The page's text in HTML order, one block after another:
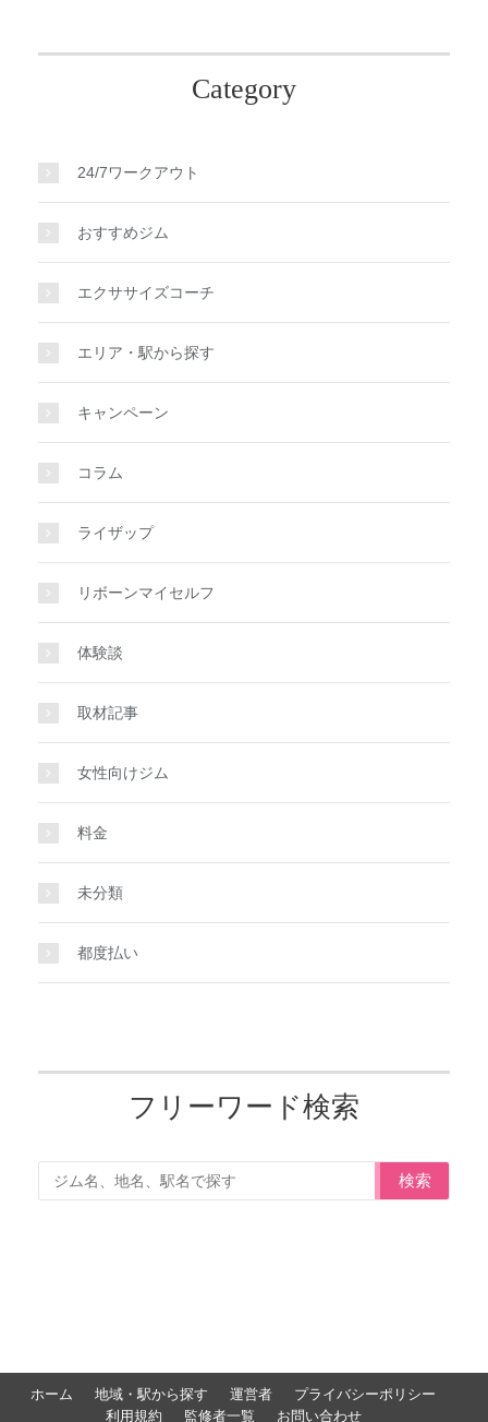
Category
24/7ワークアウト
おすすめジム
エクササイズコーチ
エリア・駅から探す
キャンペーン
コラム
ライザップ
リボーンマイセルフ
体験談
取材記事
女性向けジム
料金
未分類
都度払い
フリーワード検索
検索
ホーム 地域・駅から探す 運営者
プライバシーポリシー
利用規約
監修者一覧 お問い合わせ